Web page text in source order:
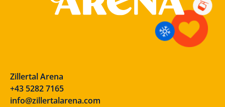
Zillertal Arena
+43 5282 7165
info@zillertalarena.com